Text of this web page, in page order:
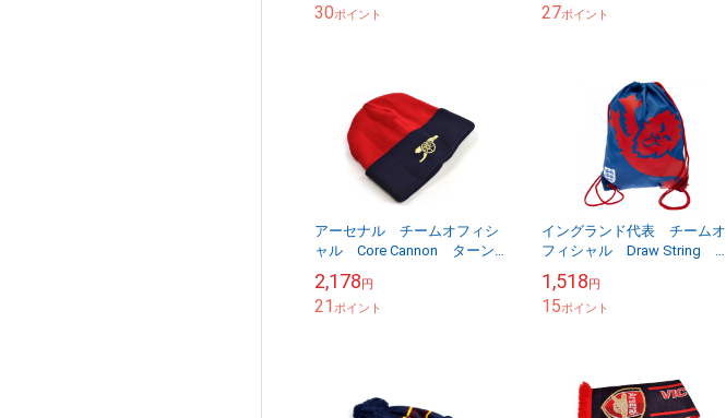
30ポイント 27ポイント
アーセナル チームオフィシ
ャル Core Cannon ターン
商品同梱OK・送料無料商品】
2,178円
21ポイント
イングランド代表 チームオ
フィシャル Draw String ジ
送料無料商品】
1,518円
15ポイント